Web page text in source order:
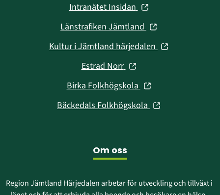
nytt
fönster)
Intranätet Insidan (öppnas
nytt
fönster)
Länstrafiken Jämtland (öppnas
nytt
Kultur i Jämtland härjedalen (öppnas
Estrad Norr (öppnas
nytt
fönster)
Birka Folkhögskola (öppnas
nytt
Bäckedals Folkhögskola (öppnas
Om oss
Region Jämtland Härjedalen arbetar för utveckling och tillväxt i